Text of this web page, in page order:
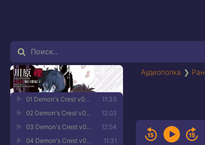
Аудиополка ❯
11:33
12:03
12:54
11:31